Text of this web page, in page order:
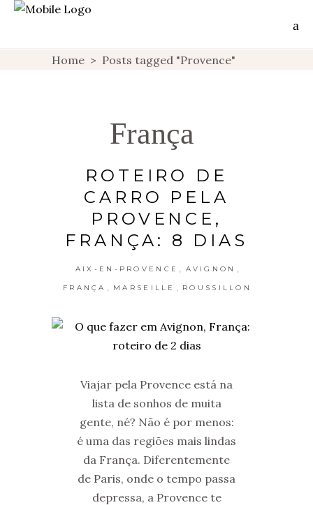
Home > Posts tagged "Provence"
França
ROTEIRO DE
CARRO PELA
PROVENCE,
FRANÇA: 8 DIAS
AIX-EN-PROVENCE AVIGNON
FRANÇA MARSEILLE ROUSSILLON
Viajar pela Provence está na
lista de sonhos de muita
gente, né? Não é por menos:
é uma das regiões mais lindas
da França. Diferentemente
de Paris, onde o tempo passa
depressa, a Provence te